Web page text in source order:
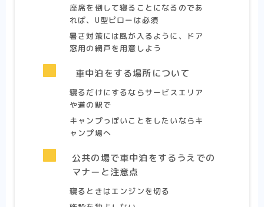
座席を倒して寝ることになるのであ
れば、U型ピローは必須
暑さ対策には風が入るように、ドア
窓用の網戸を用意しよう
車中泊をする場所について
寝るだけにするならサービスエリア
や道の駅で
キャンプっぽいことをしたいならキ
ャンプ場へ
公共の場で車中泊をするうえでの
マナーと注意点
寝るときはエンジンを切る